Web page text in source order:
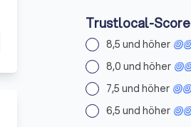
Trustlocal-Score
8,5 und höher
8,0 und höher
7,5 und höher
6,5 und höher